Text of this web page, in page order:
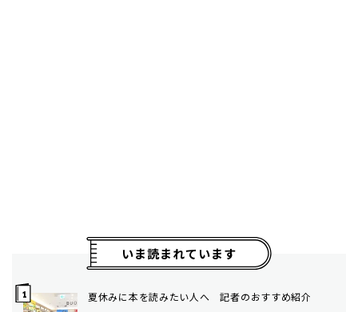
いま読まれています
夏休みに本を読みたい人へ 記者のおすすめ紹介